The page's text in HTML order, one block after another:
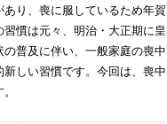
り、喪に服しているため年賀
慣は元々、明治・大正期に皇
普及に伴い、一般家庭の喪中
しい習慣です。今回は、喪中